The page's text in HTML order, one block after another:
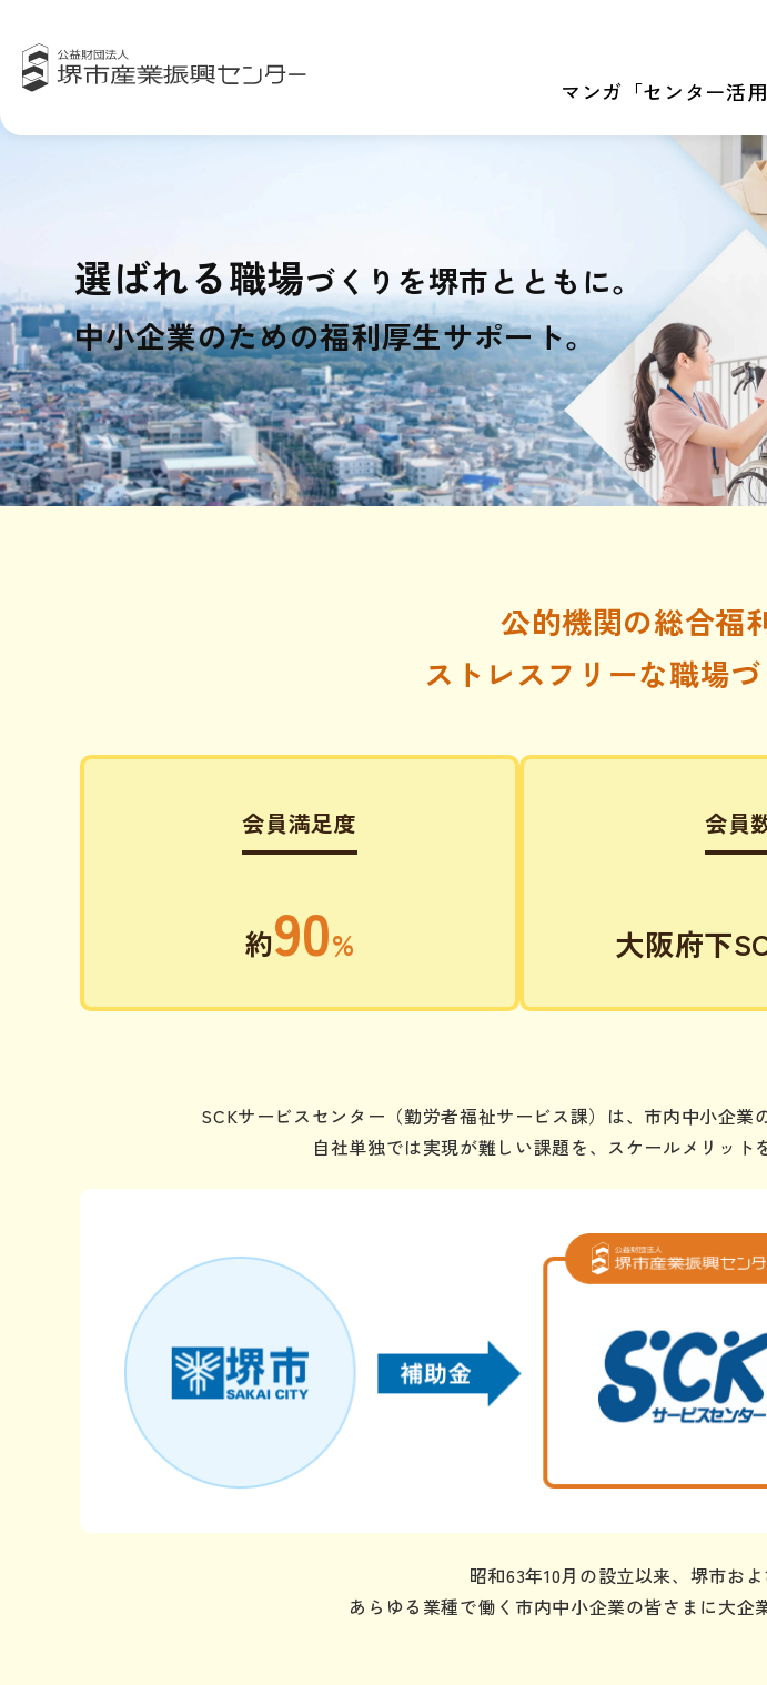
マンガ「センター活用
選ばれる職場づくりを堺市とともに。
中小企業のための福利厚生サポート。
公的機関の総合福
ストレスフリーな職場
会員満足度
約90%
会員
大阪府下
SCKサービスセンター（勤労者福祉サービス課）は、市内中小企
自社単独では実現が難しい課題を、スケールメリット
昭和63年10月の設立以来、堺市お
あらゆる業種で働く市内中小企業の皆さまに大企